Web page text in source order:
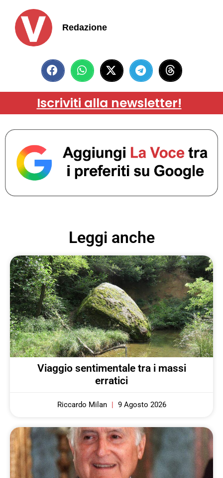
Redazione
Iscriviti alla newsletter!
Leggi anche
Viaggio sentimentale tra i massi
erratici
Riccardo Milan 9 Agosto 2026